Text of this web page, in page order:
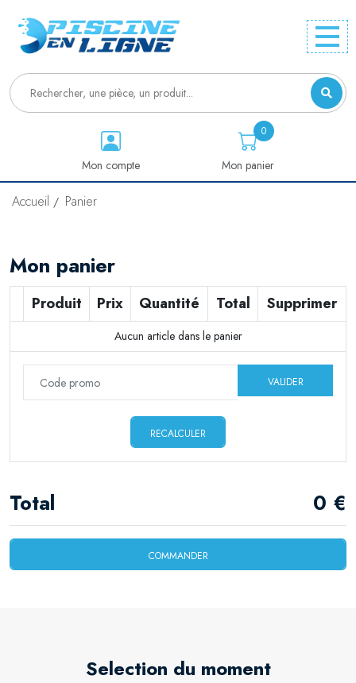
Mon compte Mon panier
0
Accueil Panier
Mon panier
Produit Prix Quantité Total Supprimer
Aucun article dans le panier
Code
promo
VALIDER
RECALCULER
Total 0 €
COMMANDER
Selection du moment